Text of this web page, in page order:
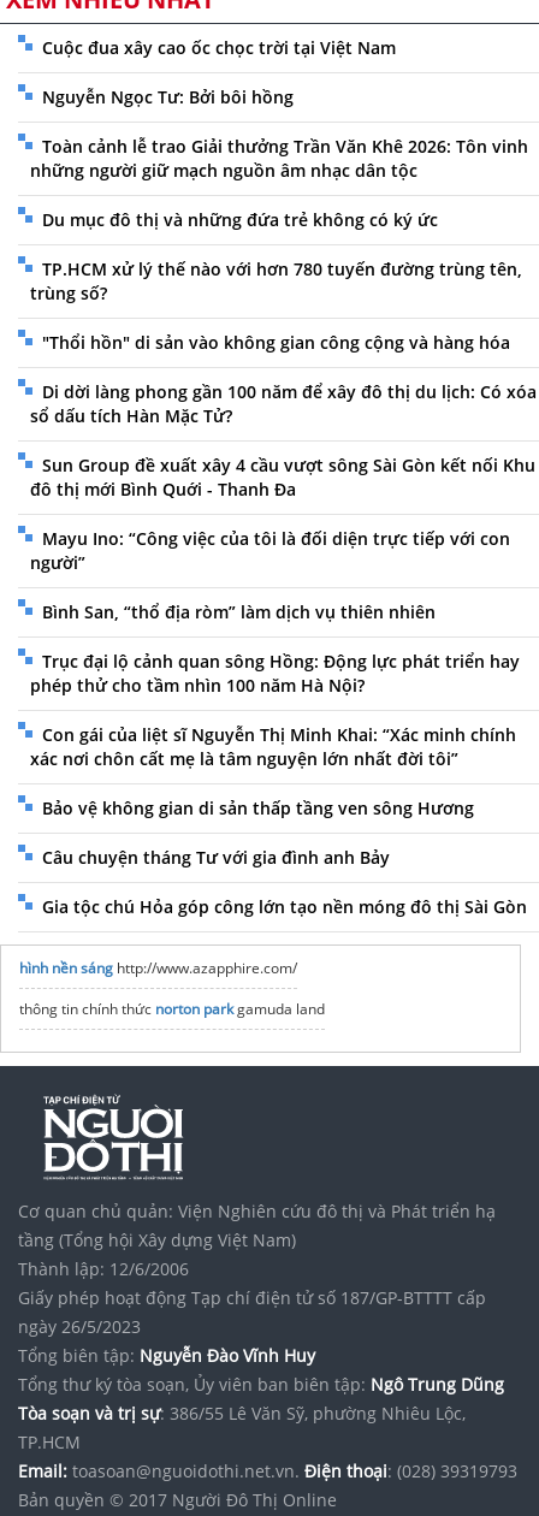
Cuộc đua xây cao ốc chọc trời tại Việt Nam
Nguyễn Ngọc Tư: Bởi bôi hồng
Toàn cảnh lễ trao Giải thưởng Trần Văn Khê 2026: Tôn vinh
những người giữ mạch nguồn âm nhạc dân tộc
Du mục đô thị và những đứa trẻ không có ký ức
TP.HCM xử lý thế nào với hơn 780 tuyến đường trùng tên,
trùng số?
"Thổi hồn" di sản vào không gian công cộng và hàng hóa
Di dời làng phong gần 100 năm để xây đô thị du lịch: Có xóa
sổ dấu tích Hàn Mặc Tử?
Sun Group đề xuất xây 4 cầu vượt sông Sài Gòn kết nối Khu
đô thị mới Bình Quới - Thanh Đa
Mayu Ino: “Công việc của tôi là đối diện trực tiếp với con
người”
Bình San, “thổ địa ròm” làm dịch vụ thiên nhiên
Trục đại lộ cảnh quan sông Hồng: Động lực phát triển hay
phép thử cho tầm nhìn 100 năm Hà Nội?
Con gái của liệt sĩ Nguyễn Thị Minh Khai: “Xác minh chính
xác nơi chôn cất mẹ là tâm nguyện lớn nhất đời tôi”
Bảo vệ không gian di sản thấp tầng ven sông Hương
Câu chuyện tháng Tư với gia đình anh Bảy
Gia tộc chú Hỏa góp công lớn tạo nền móng đô thị Sài Gòn
hình nền sáng http://www.azapphire.com/
thông tin chính thức norton parkgamuda land
Cơ quan chủ quản: Viện Nghiên cứu đô thị và Phát triển hạ
tầng (Tổng hội Xây dựng Việt Nam)
Thành lập: 12/6/2006
Giấy phép hoạt động Tạp chí điện tử số 187/GP-BTTTT cấp
ngày 26/5/2023
Tổng biên tập: Nguyễn Đào Vĩnh Huy
Tổng thư ký tòa soạn, Ủy viên ban biên tập: Ngô Trung Dũng
Tòa soạn và trị sự: 386/55 Lê Văn Sỹ, phường Nhiêu Lộc,
TP.HCM
Email: toasoan@nguoidothi.net.vn. Điện thoại: (028) 39319793
Bản quyền © 2017 Người Đô Thị Online